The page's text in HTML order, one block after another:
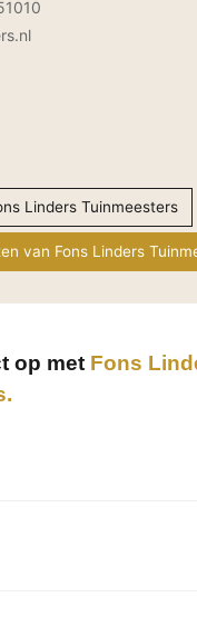
Linders Tuinmeesters
van Fons Linders
op met Fons